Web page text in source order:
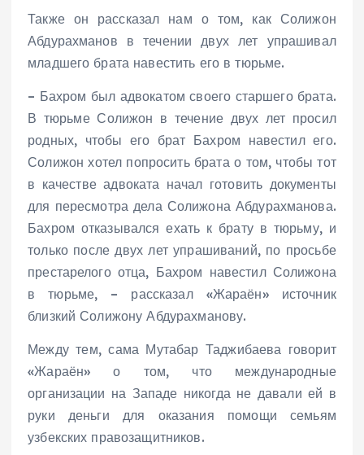
Также он рассказал нам о том, как Солижон
Абдурахманов в течении двух лет упрашивал
младшего брата навестить его в тюрьме.
– Бахром был адвокатом своего старшего брата.
В тюрьме Солижон в течение двух лет просил
родных, чтобы его брат Бахром навестил его.
Солижон хотел попросить брата о том, чтобы тот
в качестве адвоката начал готовить документы
для пересмотра дела Солижона Абдурахманова.
Бахром отказывался ехать к брату в тюрьму, и
только после двух лет упрашиваний, по просьбе
престарелого отца, Бахром навестил Солижона
в тюрьме, – рассказал «Жараён» источник
близкий Солижону Абдурахманову.
Между тем, сама Мутабар Таджибаева говорит
«Жараён» о том, что международные
организации на Западе никогда не давали ей в
руки деньги для оказания помощи семьям
узбекских правозащитников.